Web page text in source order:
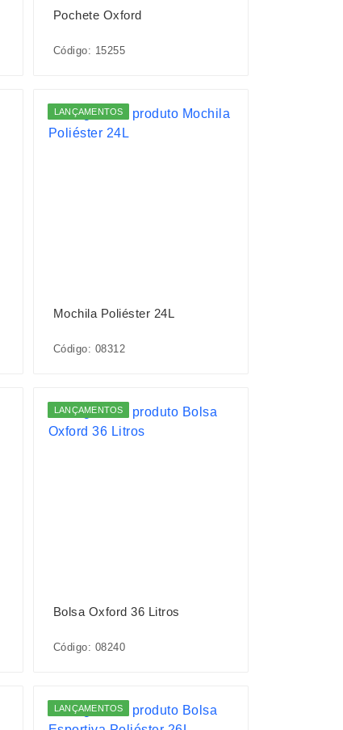
Pochete Oxford
Código: 15255
LANÇAMENTOS
Mochila Poliéster 24L
Código: 08312
LANÇAMENTOS
Bolsa Oxford 36 Litros
Código: 08240
LANÇAMENTOS